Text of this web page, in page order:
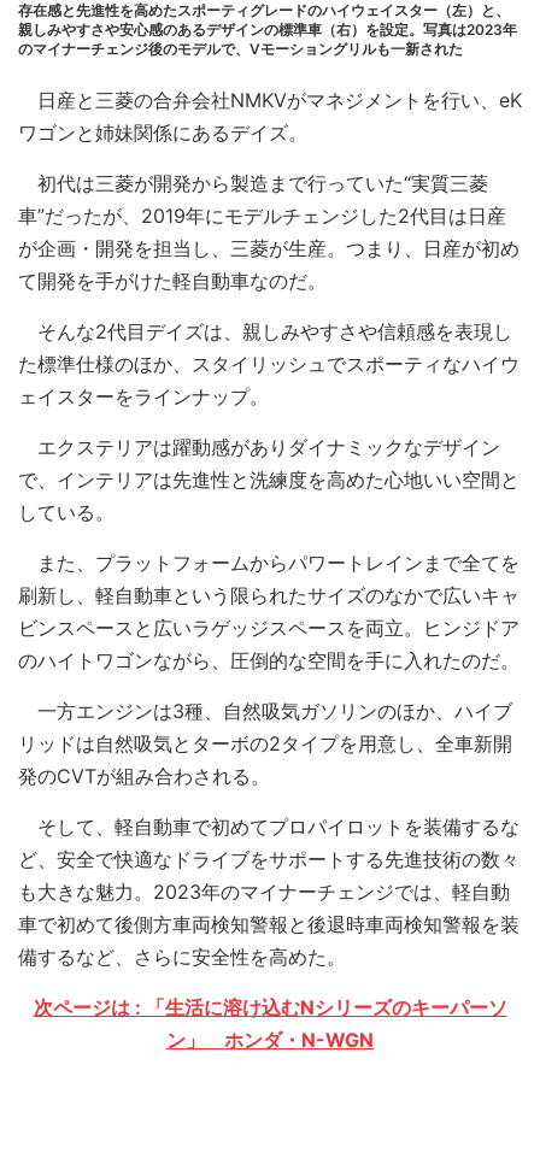
存在感と先進性を高めたスポーティグレードのハイウェイスター（左）と、
親しみやすさや安心感のあるデザインの標準車（右）を設定。写真は2023年
のマイナーチェンジ後のモデルで、Vモーショングリルも一新された
日産と三菱の合弁会社NMKVがマネジメントを行い、eK
ワゴンと姉妹関係にあるデイズ。
初代は三菱が開発から製造まで行っていた“実質三菱
車”だったが、2019年にモデルチェンジした2代目は日産
が企画・開発を担当し、三菱が生産。つまり、日産が初め
て開発を手がけた軽自動車なのだ。
そんな2代目デイズは、親しみやすさや信頼感を表現し
た標準仕様のほか、スタイリッシュでスポーティなハイウ
ェイスターをラインナップ。
エクステリアは躍動感がありダイナミックなデザイン
で、インテリアは先進性と洗練度を高めた心地いい空間と
している。
また、プラットフォームからパワートレインまで全てを
刷新し、軽自動車という限られたサイズのなかで広いキャ
ビンスペースと広いラゲッジスペースを両立。ヒンジドア
のハイトワゴンながら、圧倒的な空間を手に入れたのだ。
一方エンジンは3種、自然吸気ガソリンのほか、ハイブ
リッドは自然吸気とターボの2タイプを用意し、全車新開
発のCVTが組み合わされる。
そして、軽自動車で初めてプロパイロットを装備するな
ど、安全で快適なドライブをサポートする先進技術の数々
も大きな魅力。2023年のマイナーチェンジでは、軽自動
車で初めて後側方車両検知警報と後退時車両検知警報を装
備するなど、さらに安全性を高めた。
次ページは : 「生活に溶け込むNシリーズのキーパーソ
ン」 ホンダ・N-WGN